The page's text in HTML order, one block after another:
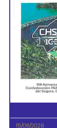
15/08/2026